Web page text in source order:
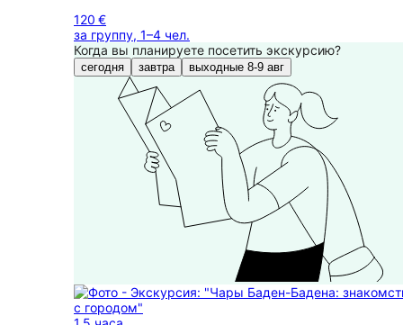
120 €
за группу, 1–4 чел.
Когда вы планируете посетить экскурсию?
сегодня завтра выходные 8-9 авг